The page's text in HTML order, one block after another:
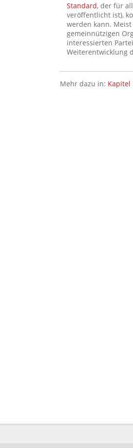
Standard, der für
veröffentlicht ist),
werden kann.
gemeinnützigen
interessierten
Weiterentwicklung
Mehr dazu in: Kapitel